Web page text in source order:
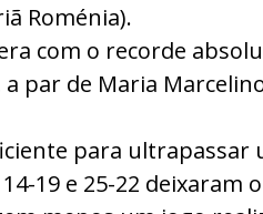
Roménia).
com o recorde
de Maria
para
19 e 25-22